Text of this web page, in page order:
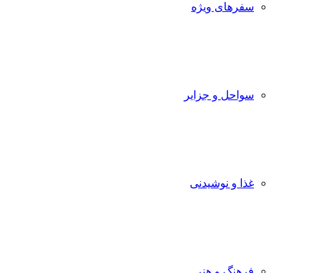
سفرهای ویژه
سواحل و جزایر
غذا و نوشیدنی